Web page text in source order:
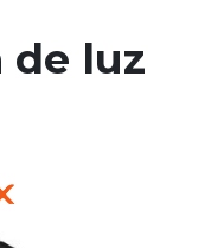
de luz